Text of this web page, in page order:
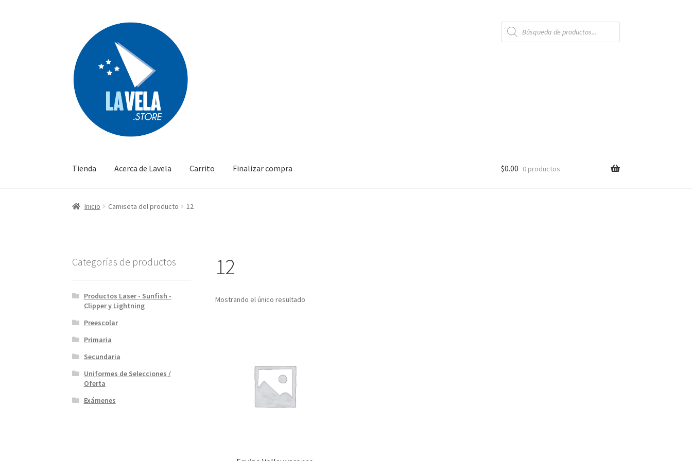
navegación
contenido
Búsqueda
de
productos
Tienda Acerca de Lavela Carrito Finalizar compra $0.00 0 productos
Inicio Camiseta del producto 12
12
Mostrando el único resultado
Categorías de productos
Productos Laser - Sunfish -
Clipper y Lightning
Preescolar
Primaria
Secundaria
Uniformes de Selecciones /
Oferta
Exámenes